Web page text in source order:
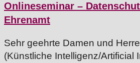
Onlineseminar –
Ehrenamt
Sehr geehrte Damen und
(Künstliche Intelligenz/Artificial